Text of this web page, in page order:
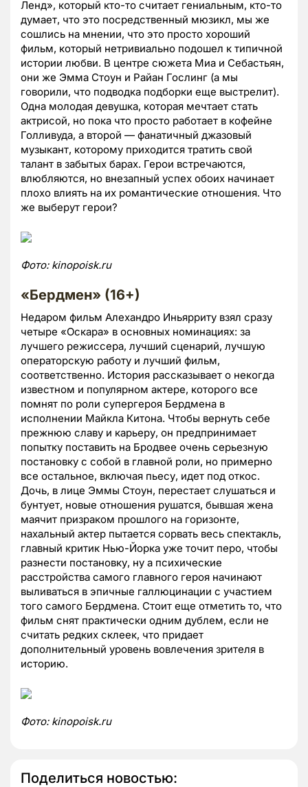
Ленд», который кто-то считает гениальным, кто-то
думает, что это посредственный мюзикл, мы же
сошлись на мнении, что это просто хороший
фильм, который нетривиально подошел к типичной
истории любви. В центре сюжета Миа и Себастьян,
они же Эмма Стоун и Райан Гослинг (а мы
говорили, что подводка подборки еще выстрелит).
Одна молодая девушка, которая мечтает стать
актрисой, но пока что просто работает в кофейне
Голливуда, а второй — фанатичный джазовый
музыкант, которому приходится тратить свой
талант в забытых барах. Герои встречаются,
влюбляются, но внезапный успех обоих начинает
плохо влиять на их романтические отношения. Что
же выберут герои?
Фото: kinopoisk.ru
«Бердмен» (16+)
Недаром фильм Алехандро Иньярриту взял сразу
четыре «Оскара» в основных номинациях: за
лучшего режиссера, лучший сценарий, лучшую
операторскую работу и лучший фильм,
соответственно. История рассказывает о некогда
известном и популярном актере, которого все
помнят по роли супергероя Бердмена в
исполнении Майкла Китона. Чтобы вернуть себе
прежнюю славу и карьеру, он предпринимает
попытку поставить на Бродвее очень серьезную
постановку с собой в главной роли, но примерно
все остальное, включая пьесу, идет под откос.
Дочь, в лице Эммы Стоун, перестает слушаться и
бунтует, новые отношения рушатся, бывшая жена
маячит призраком прошлого на горизонте,
нахальный актер пытается сорвать весь спектакль,
главный критик Нью-Йорка уже точит перо, чтобы
разнести постановку, ну а психические
расстройства самого главного героя начинают
выливаться в эпичные галлюцинации с участием
того самого Бердмена. Стоит еще отметить то, что
фильм снят практически одним дублем, если не
считать редких склеек, что придает
дополнительный уровень вовлечения зрителя в
историю.
Фото: kinopoisk.ru
Поделиться новостью: